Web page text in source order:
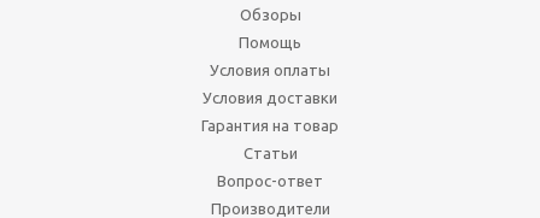
Обзоры
Помощь
Условия оплаты
Условия доставки
Гарантия на товар
Статьи
Вопрос-ответ
Производители